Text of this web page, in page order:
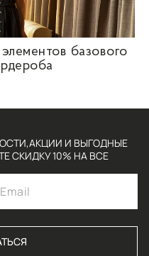
базового
И ВЫГОДНЫЕ
СКИДКУ 10% НА ВСЕ